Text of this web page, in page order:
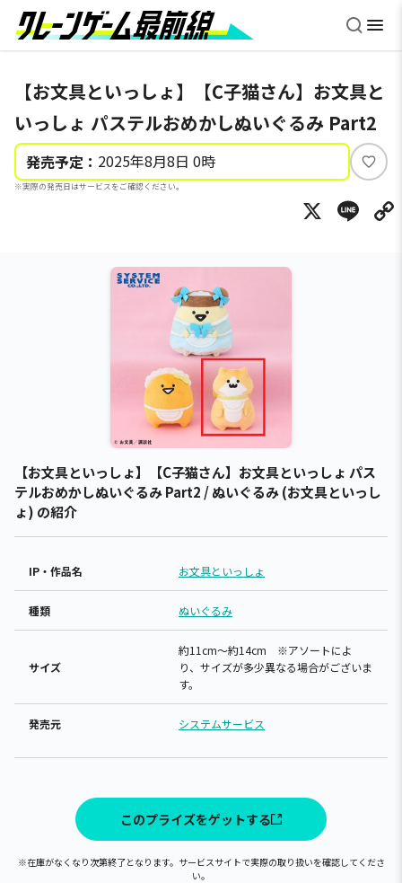
【お文具といっしょ】【C子猫さん】お文具と
いっしょ パステルおめかしぬいぐるみ Part2
発売予定： 2025年8月8日 0時
※実際の発売日はサービスをご確認ください。
い
ね
X
【お文具といっしょ】【C子猫さん】お文具といっしょ パス
テルおめかしぬいぐるみ Part2 / ぬいぐるみ (お文具といっし
ょ) の紹介
IP・作品名 お文具といっしょ
種類 ぬいぐるみ
サイズ
約11cm～約14cm ※アソートによ
り、サイズが多少異なる場合がございま
す。
発売元 システムサービス
このプライズをゲットする
※在庫がなくなり次第終了となります。サービスサイトで実際の取り扱いを確認してくださ
い。